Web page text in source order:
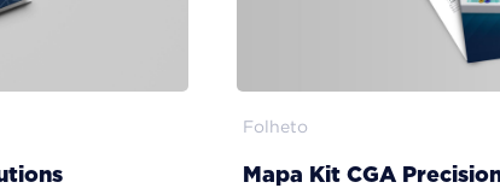
Folheto
Mapa Kit CGA